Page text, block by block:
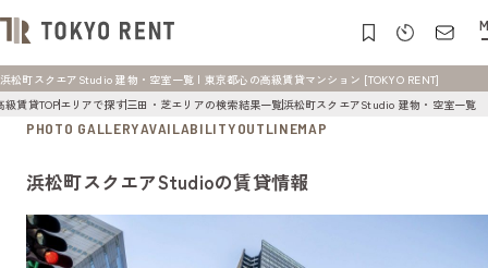
浜松町スクエアStudio 建物・空室一覧 | 東京都心の高級賃貸マンション [TOKYO RENT]
級賃貸TOPエリアで探す三田・芝エリアの検索結果一覧浜松町スクエアStudio 建物・空室一覧
PHOTO GALLERYAVAILABILITYOUTLINEMAP
浜松町スクエアStudioの賃貸情報